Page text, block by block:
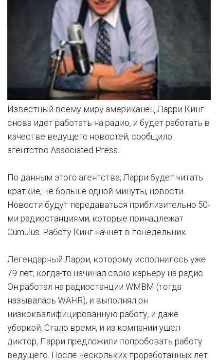
Известный всему миру американец Ларри Кинг
снова идет работать на радио, и будет работать в
качестве ведущего новостей, сообщило
агентство Associated Press.
По данным этого агентства, Ларри будет читать
краткие, не больше одной минуты, новости.
Новости будут передаваться приблизительно 50-
ми радиостанциями, которые принадлежат
Cumulus. Работу Кинг начнет в понедельник.
Легендарный Ларри, которому исполнилось уже
79 лет, когда-то начинал свою карьеру на радио.
Он работал на радиостанции WMBM (тогда
называлась WAHR), и выполнял он
низкоквалифицированную работу, и даже
уборкой. Стало время, и из компании ушел
диктор, Ларри предложили попробовать работу
ведущего. После нескольких проработанных лет